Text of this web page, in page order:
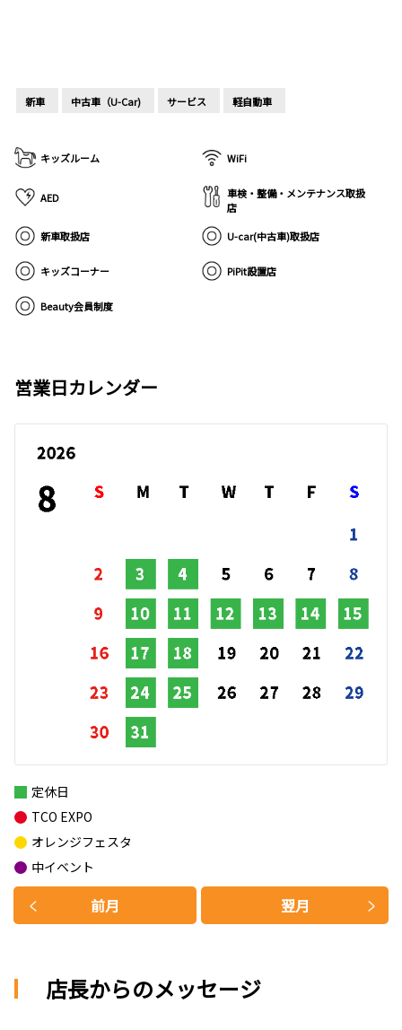
新車 中古車（U-Car) サービス 軽自動車
キッズルーム WiFi
AED
車検・整備・メンテナンス取扱
店
新車取扱店
U-car(中古車)取扱店
キッズコーナー PiPit設置店
Beauty会員制度
営業日カレンダー
前月 翌月
定休日
TCO EXPO
オレンジフェスタ
中イベント
店長からのメッセージ